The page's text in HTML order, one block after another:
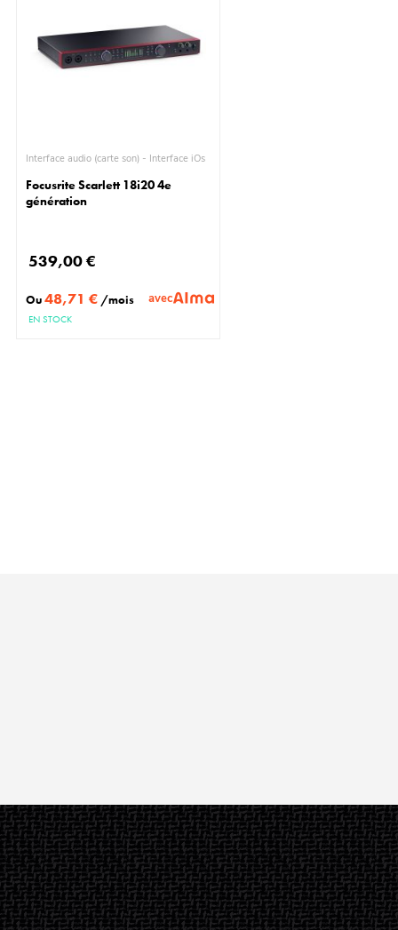
Interface audio (carte son) - Interface iOs
Focusrite Scarlett 18i20 4e
génération
539,00 €
Ou48,71 € /mois avec
EN STOCK